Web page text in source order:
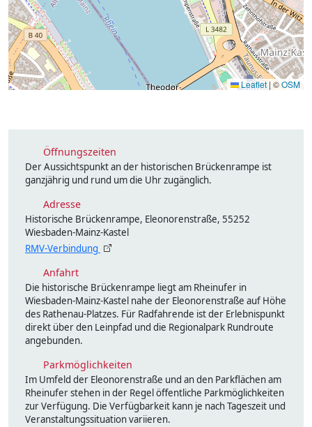
Leaflet |©OSM
Öffnungszeiten
Der Aussichtspunkt an der historischen Brückenrampe ist
ganzjährig und rund um die Uhr zugänglich.
Adresse
Historische Brückenrampe, Eleonorenstraße, 55252
Wiesbaden-Mainz-Kastel
RMV-Verbindung
Anfahrt
Die historische Brückenrampe liegt am Rheinufer in
Wiesbaden-Mainz-Kastel nahe der Eleonorenstraße auf Höhe
des Rathenau-Platzes. Für Radfahrende ist der Erlebnispunkt
direkt über den Leinpfad und die Regionalpark Rundroute
angebunden.
Parkmöglichkeiten
Im Umfeld der Eleonorenstraße und an den Parkflächen am
Rheinufer stehen in der Regel öffentliche Parkmöglichkeiten
zur Verfügung. Die Verfügbarkeit kann je nach Tageszeit und
Veranstaltungssituation variieren.